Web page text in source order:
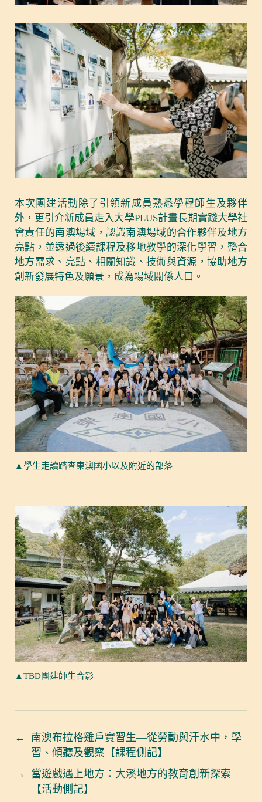
本次團建活動除了引領新成員熟悉學程師生及夥伴
外，更引介新成員走入大學PLUS計畫長期實踐大學社
會責任的南澳場域，認識南澳場域的合作夥伴及地方
亮點，並透過後續課程及移地教學的深化學習，整合
地方需求、亮點、相關知識、技術與資源，協助地方
創新發展特色及願景，成為場域關係人口。
▲學生走讀踏查東澳國小以及附近的部落
▲TBD團建師生合影
←
南澳布拉格雞戶實習生—從勞動與汗水中，學
習、傾聽及觀察【課程側記】
→
當遊戲遇上地方：大溪地方的教育創新探索
【活動側記】